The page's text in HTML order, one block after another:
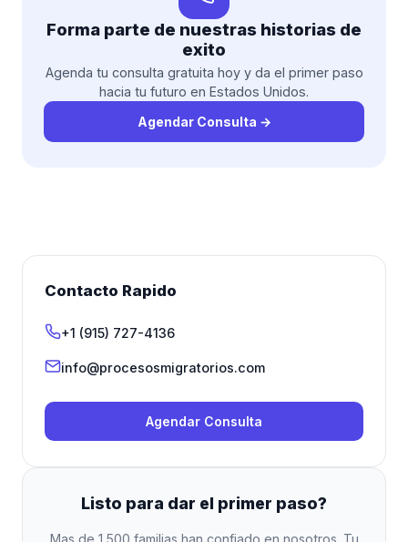
Forma parte de nuestras historias de
exito
Agenda tu consulta gratuita hoy y da el primer paso
hacia tu futuro en Estados Unidos.
Agendar Consulta →
Contacto Rapido
+1 (915) 727-4136
info@procesosmigratorios.com
Agendar Consulta
Listo para dar el primer paso?
Mas de 1,500 familias han confiado en nosotros. Tu